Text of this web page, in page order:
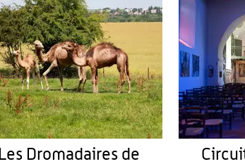
Les Dromadaires de